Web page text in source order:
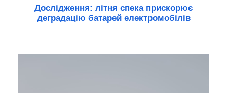
Дослідження: літня спека прискорює
деградацію батарей електромобілів